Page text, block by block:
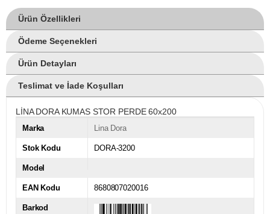
Ürün Özellikleri
Ödeme Seçenekleri
Ürün Detayları
Teslimat ve İade Koşulları
LİNA DORA KUMAS STOR PERDE 60x200
Marka Lina Dora
Stok Kodu DORA-3200
Model
EAN Kodu 8680807020016
Barkod